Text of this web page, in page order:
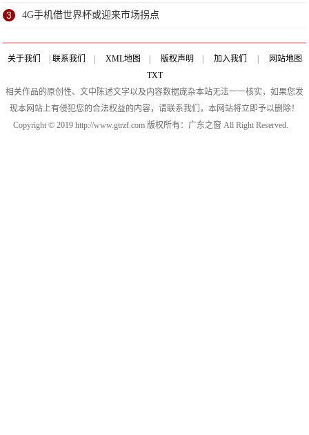
3 4G手机借世界杯或迎来市场拐点
关于我们 联系我们 XML地图 版权声明 加入我们
网站地图
TXT
相关作品的原创性、文中陈述文字以及内容数据庞杂本站无法一一核实，如果您发
现本网站上有侵犯您的合法权益的内容，请联系我们，本网站将立即予以删除！
Copyright © 2019 http://www.gtrzf.com 版权所有：广东之窗 All Right Reserved.